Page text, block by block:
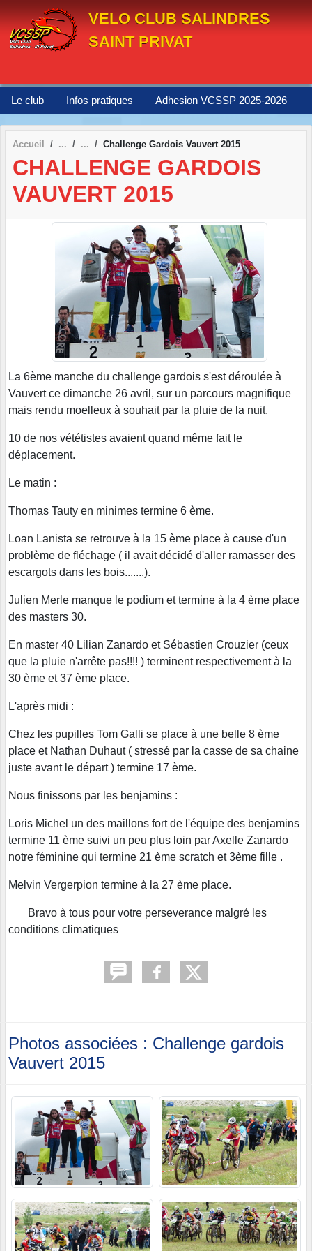
VELO CLUB SALINDRES
SAINT PRIVAT
Le club Infos pratiques Adhesion VCSSP 2025-2026
Accueil Challenge Gardois Vauvert 2015
CHALLENGE GARDOIS
VAUVERT 2015
La 6ème manche du challenge gardois s'est déroulée à
Vauvert ce dimanche 26 avril, sur un parcours magnifique
mais rendu moelleux à souhait par la pluie de la nuit.
10 de nos vététistes avaient quand même fait le
déplacement.
Le matin :
Thomas Tauty en minimes termine 6 ème.
Loan Lanista se retrouve à la 15 ème place à cause d'un
problème de fléchage ( il avait décidé d'aller ramasser des
escargots dans les bois.......).
Julien Merle manque le podium et termine à la 4 ème place
des masters 30.
En master 40 Lilian Zanardo et Sébastien Crouzier (ceux
que la pluie n'arrête pas!!!! ) terminent respectivement à la
30 ème et 37 ème place.
L'après midi :
Chez les pupilles Tom Galli se place à une belle 8 ème
place et Nathan Duhaut ( stressé par la casse de sa chaine
juste avant le départ ) termine 17 ème.
Nous finissons par les benjamins :
Loris Michel un des maillons fort de l'équipe des benjamins
termine 11 ème suivi un peu plus loin par Axelle Zanardo
notre féminine qui termine 21 ème scratch et 3ème fille .
Melvin Vergerpion termine à la 27 ème place.
Bravo à tous pour votre perseverance malgré les
conditions climatiques
Photos associées : Challenge gardois
Vauvert 2015
Panneau de gestion des cookies